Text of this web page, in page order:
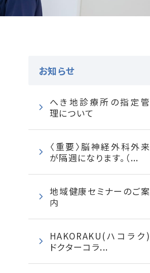
お知らせ
へき地診療所の指定管
理について
〈重要〉脳神経外科外来
が隔週になります。（...
地域健康セミナーのご案
内
HAKORAKU(ハコラク)
ドクターコラ...